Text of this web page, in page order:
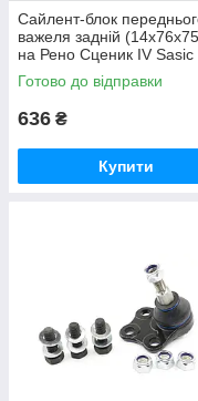
Сайлент-блок
важеля задній
на Рено Сценик IV Sasic
(Франція) 2254022
Готово до відправки
636 ₴
Купити